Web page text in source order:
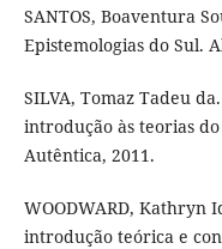
SANTOS, Boaventura
Epistemologias do Sul.
SILVA, Tomaz Tadeu
introdução às teorias
Autêntica, 2011.
WOODWARD, Kathryn
introdução teórica e